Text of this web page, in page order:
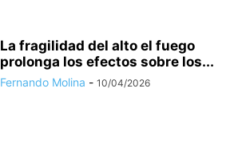
La fragilidad del alto el fuego
prolonga los efectos sobre los...
Fernando Molina - 10/04/2026